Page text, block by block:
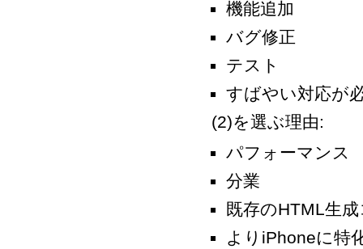
機能追加
バグ修正
テスト
すばやい対応が
(2)を選ぶ理由:
パフォーマンス
分業
既存のHTML生
よりiPhoneに特